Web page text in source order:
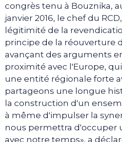
congrès tenu à Bouznika,
janvier 2016, le chef du
légitimité de la
principe de la réouverture
avançant des arguments
proximité avec l'Europe,
une entité régionale forte
partageons une longue
la construction d'un
à même d'impulser la
nous permettra d'occuper
avec notre temps», a